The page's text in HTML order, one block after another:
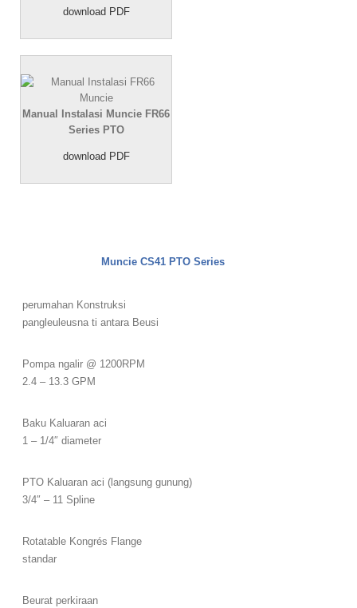
download PDF
Manual Instalasi Muncie FR66
Series PTO
download PDF
Muncie CS41 PTO Series
perumahan Konstruksi
pangleuleusna ti antara Beusi
Pompa ngalir @ 1200RPM
2.4 – 13.3 GPM
Baku Kaluaran aci
1 – 1/4″ diameter
PTO Kaluaran aci (langsung gunung)
3/4″ – 11 Spline
Rotatable Kongrés Flange
standar
Beurat perkiraan